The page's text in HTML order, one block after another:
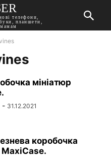
телефони,
планшети,
мініатюр
- 31.12.2021
коробочка
MaxiCase.